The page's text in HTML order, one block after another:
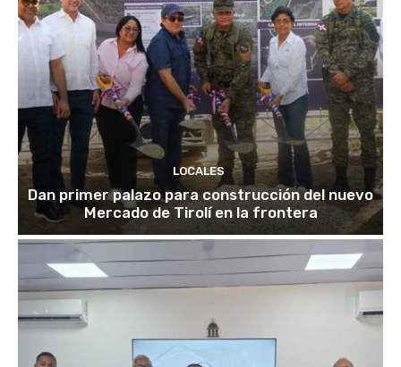
LOCALES
Dan primer palazo para construcción del nuevo
Mercado de Tirolí en la frontera